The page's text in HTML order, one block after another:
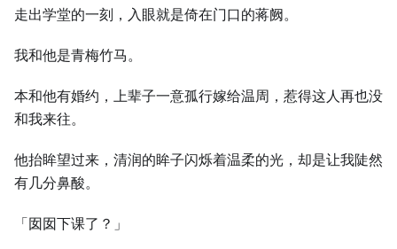
走出学堂的一刻，入眼就是倚在门口的蒋阙。
我和他是青梅竹马。
本和他有婚约，上辈子一意孤行嫁给温周，惹得这人再也没
和我来往。
他抬眸望过来，清润的眸子闪烁着温柔的光，却是让我陡然
有几分鼻酸。
「囡囡下课了？」